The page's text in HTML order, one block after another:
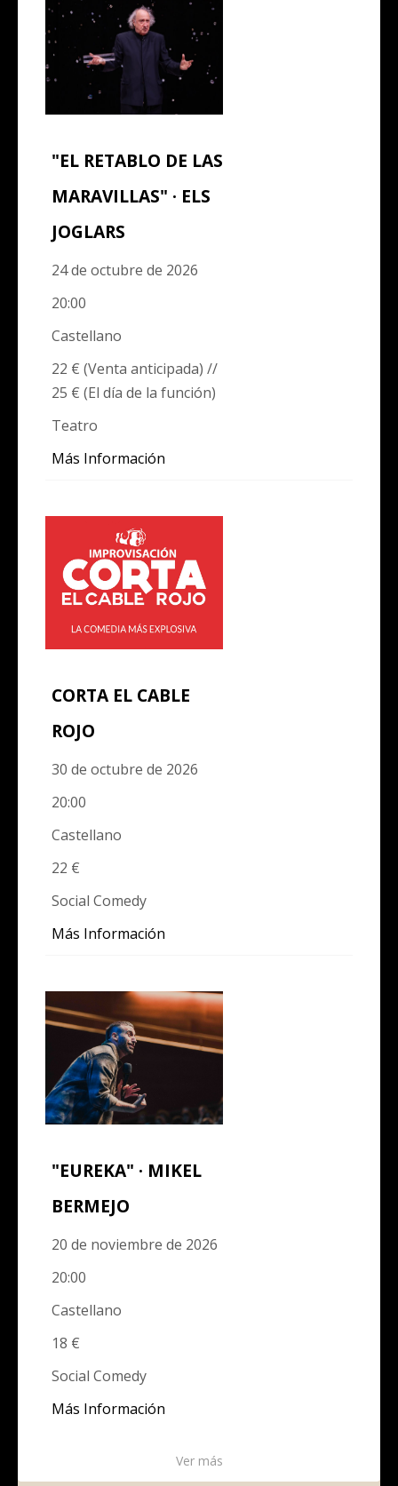
"EL RETABLO DE LAS
MARAVILLAS" · ELS
JOGLARS
24 de octubre de 2026
20:00
Castellano
22 € (Venta anticipada) //
25 € (El día de la función)
Teatro
Más Información
CORTA EL CABLE
ROJO
30 de octubre de 2026
20:00
Castellano
22 €
Social Comedy
Más Información
"EUREKA" · MIKEL
BERMEJO
20 de noviembre de 2026
20:00
Castellano
18 €
Social Comedy
Más Información